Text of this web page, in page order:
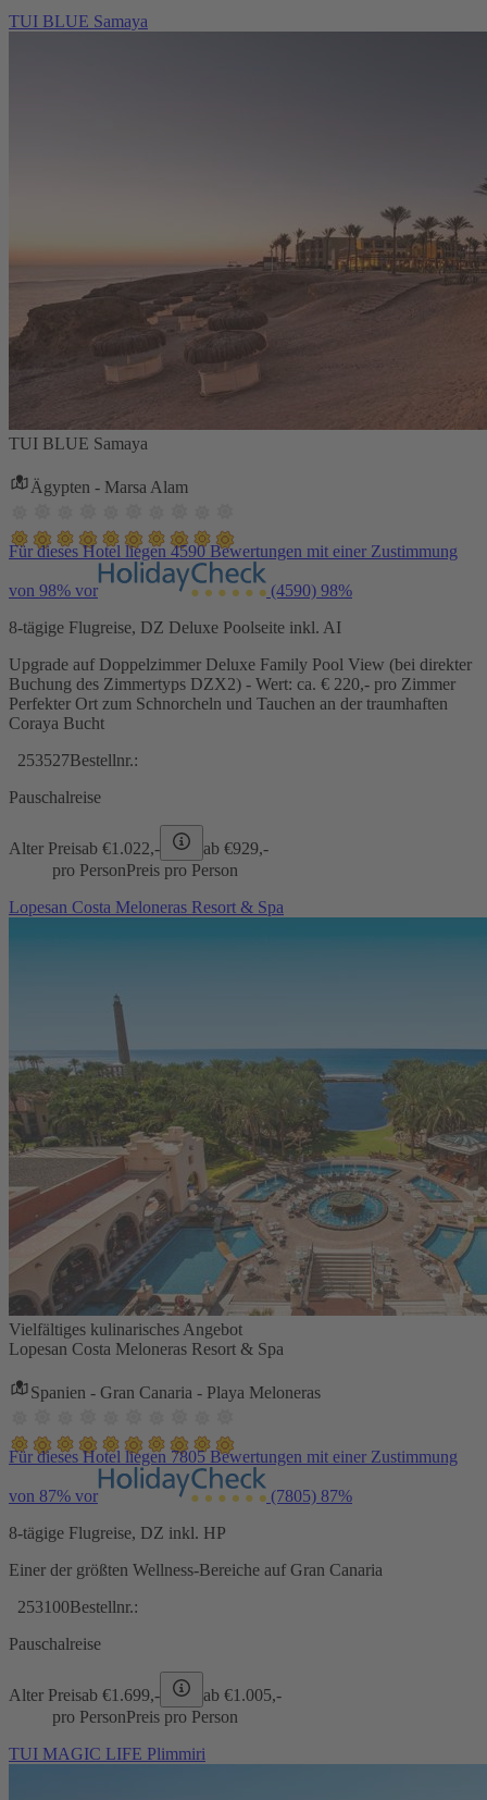
TUI BLUE Samaya
TUI BLUE Samaya
Ägypten - Marsa Alam
Für dieses Hotel liegen 4590 Bewertungen mit einer Zustimmung
von 98% vor (4590) 98%
8-tägige Flugreise, DZ Deluxe Poolseite inkl. AI
Upgrade auf Doppelzimmer Deluxe Family Pool View (bei direkter
Buchung des Zimmertyps DZX2) - Wert: ca. € 220,- pro Zimmer
Perfekter Ort zum Schnorcheln und Tauchen an der traumhaften
Coraya Bucht
253527Bestellnr.:
Pauschalreise
Alter Preisab €1.022,- ab €929,-
pro PersonPreis pro Person
Lopesan Costa Meloneras Resort & Spa
Vielfältiges kulinarisches Angebot
Lopesan Costa Meloneras Resort & Spa
Spanien - Gran Canaria - Playa Meloneras
Für dieses Hotel liegen 7805 Bewertungen mit einer Zustimmung
von 87% vor (7805) 87%
8-tägige Flugreise, DZ inkl. HP
Einer der größten Wellness-Bereiche auf Gran Canaria
253100Bestellnr.:
Pauschalreise
Alter Preisab €1.699,- ab €1.005,-
pro PersonPreis pro Person
TUI MAGIC LIFE Plimmiri